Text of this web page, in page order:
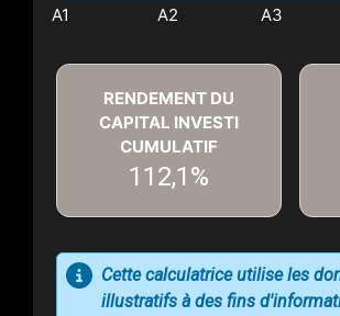
RENDEMENT DU
CAPITAL INVESTI
CUMULATIF
112,1%
Cette calculatrice utilise les
illustratifs à des fins